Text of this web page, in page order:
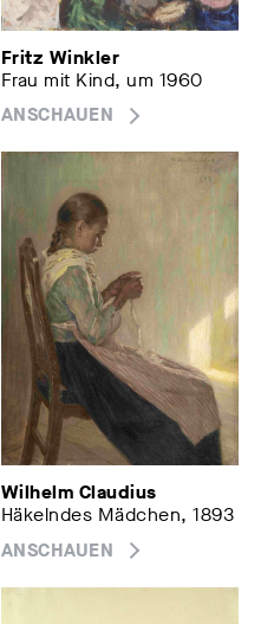
Fritz Winkler
Frau mit Kind, um 1960
ANSCHAUEN
Wilhelm Claudius
Häkelndes Mädchen, 1893
ANSCHAUEN